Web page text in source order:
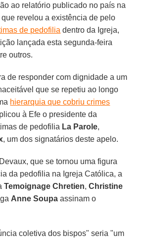
ao relatório publicado no país na
revelou a existência de pelo
de pedofilia dentro da Igreja,
lançada esta segunda-feira
outros.
de responder com dignidade a um
que se repetiu ao longo
hierarquia que cobriu crimes
à Efe o presidente da
de pedofilia La Parole,
, um dos signatários deste apelo.
que se tornou uma figura
da pedofilia na Igreja Católica, a
Temoignage Chretien,Christine
Anne Soupa assinam o
coletiva dos bispos" seria "um